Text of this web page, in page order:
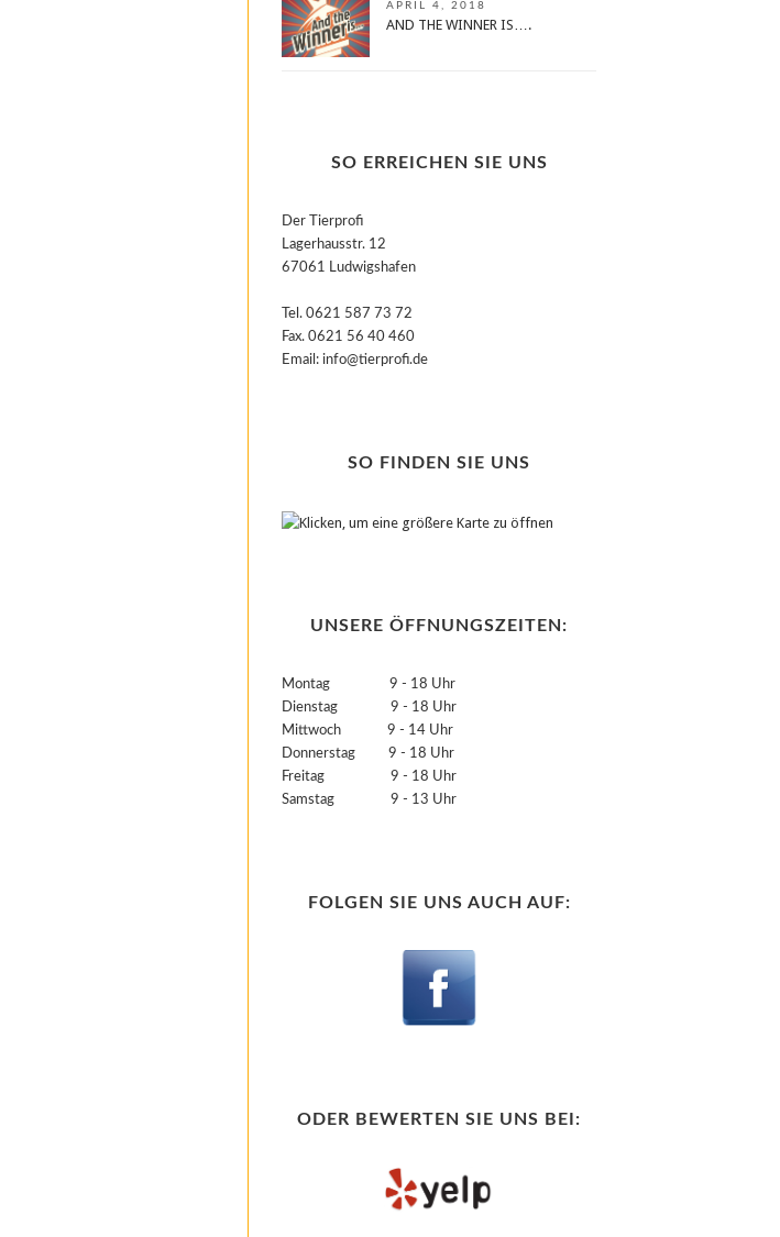
APRIL 4, 2018
AND THE WINNER IS….
SO ERREICHEN SIE UNS
Der Tierprofi
Lagerhausstr. 12
67061 Ludwigshafen
Tel. 0621 587 73 72
Fax. 0621 56 40 460
Email: info@tierprofi.de
SO FINDEN SIE UNS
UNSERE ÖFFNUNGSZEITEN:
Montag 9 - 18 Uhr
Dienstag 9 - 18 Uhr
Mittwoch 9 - 14 Uhr
Donnerstag 9 - 18 Uhr
Freitag 9 - 18 Uhr
Samstag 9 - 13 Uhr
FOLGEN SIE UNS AUCH AUF:
ODER BEWERTEN SIE UNS BEI: